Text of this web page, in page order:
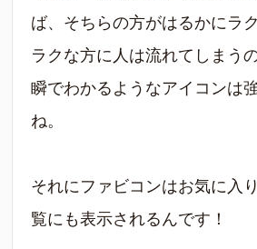
ば、そちらの方がはるかにラ
ラクな方に人は流れてしまう
瞬でわかるようなアイコンは
ね。
それにファビコンはお気に入
覧にも表示されるんです！